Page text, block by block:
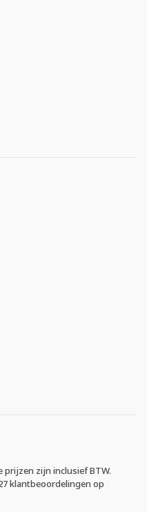
prijzen zijn inclusief BTW.
klantbeoordelingen op